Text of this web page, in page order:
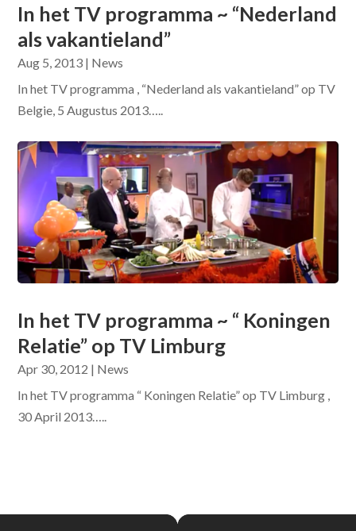
In het TV programma ~ “Nederland
als vakantieland”
Aug 5, 2013 | News
In het TV programma , “Nederland als vakantieland” op TV
Belgie, 5 Augustus 2013…..
In het TV programma ~ “ Koningen
Relatie” op TV Limburg
Apr 30, 2012 | News
In het TV programma “ Koningen Relatie” op TV Limburg ,
30 April 2013…..